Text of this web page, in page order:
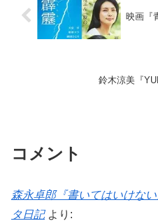
映画『
鈴木涼美『
コメント
森永卓郎『書いてはいけな
タ日記 より: